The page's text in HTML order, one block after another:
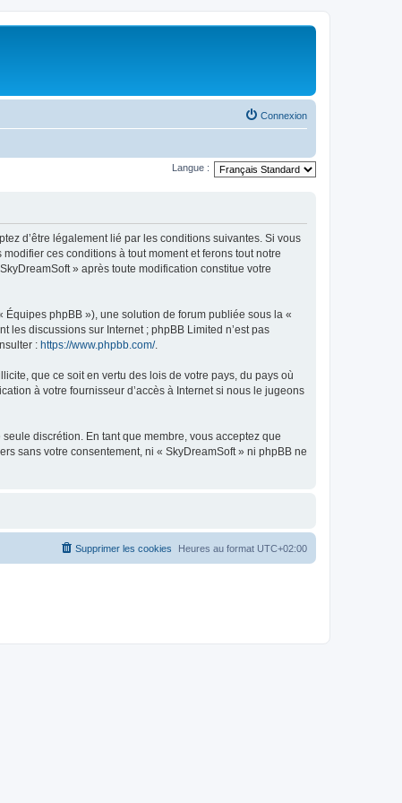
Connexion
Langue :
d’être légalement lié par les conditions suivantes. Si vous
ces conditions à tout moment et ferons tout notre
» après toute modification constitue votre
phpBB »), une solution de forum publiée sous la «
les discussions sur Internet ; phpBB Limited n’est pas
: https://www.phpbb.com/.
que ce soit en vertu des lois de votre pays, du pays où
à votre fournisseur d’accès à Internet si nous le jugeons
discrétion. En tant que membre, vous acceptez que
sans votre consentement, ni « SkyDreamSoft » ni phpBB ne
Heures au format UTC+02:00
Supprimer les cookies